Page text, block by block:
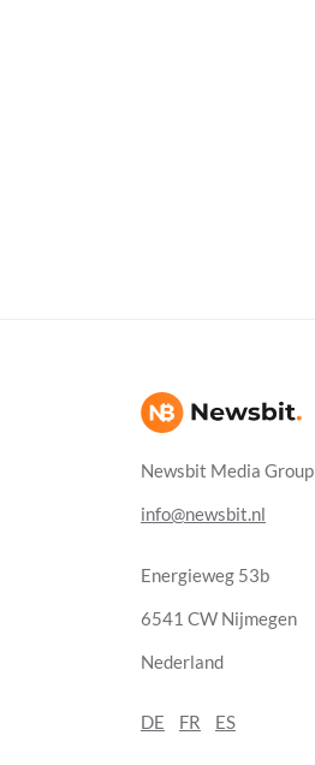
Newsbit Media Group
info@newsbit.nl
Energieweg 53b
6541 CW Nijmegen
Nederland
DE FR ES